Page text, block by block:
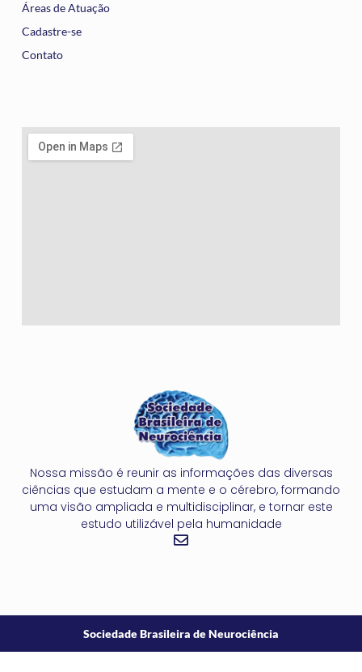
Nossa missão é reunir as informações das diversas
ciências que estudam a mente e o cérebro, formando
uma visão ampliada e multidisciplinar, e tornar este
estudo utilizável pela humanidade
Áreas de Atuação
Cadastre-se
Contato
Sociedade Brasileira de Neurociência